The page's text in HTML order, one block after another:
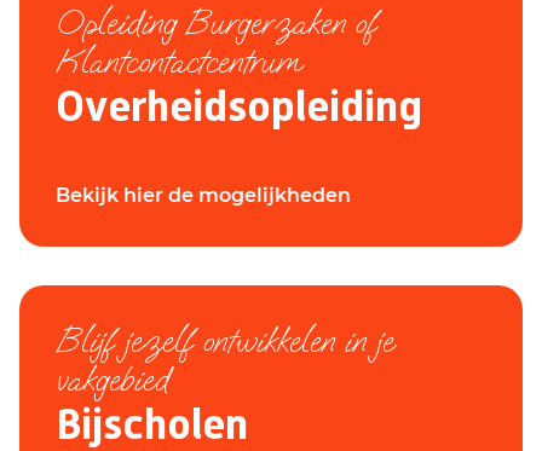
Opleiding Burgerzaken of
Klantcontactcentrum
Overheidsopleiding
Bekijk hier de mogelijkheden
Blijf jezelf ontwikkelen in je
vakgebied
Bijscholen